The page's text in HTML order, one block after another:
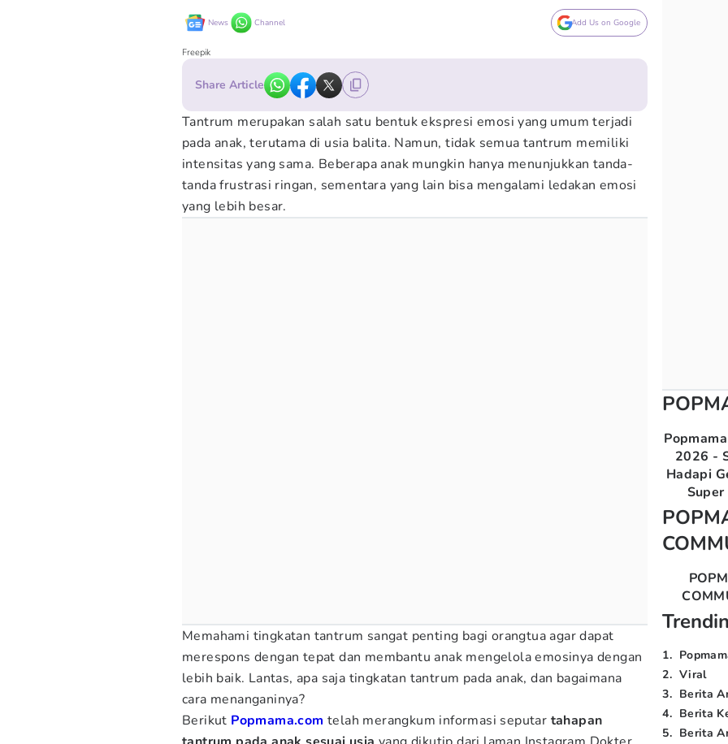
News Channel Add Us on Google
Freepik
Share Article
Tantrum merupakan salah satu bentuk ekspresi emosi yang umum terjadi
pada anak, terutama di usia balita. Namun, tidak semua tantrum memiliki
intensitas yang sama. Beberapa anak mungkin hanya menunjukkan tanda-
tanda frustrasi ringan, sementara yang lain bisa mengalami ledakan emosi
yang lebih besar.
Memahami tingkatan tantrum sangat penting bagi orangtua agar dapat
merespons dengan tepat dan membantu anak mengelola emosinya dengan
lebih baik. Lantas, apa saja tingkatan tantrum pada anak, dan bagaimana
cara menanganinya?
Berikut Popmama.com telah merangkum informasi seputar tahapan
2026 -
Hadapi
1.
2. Viral
3. Berita
4. Berita
5. Berita